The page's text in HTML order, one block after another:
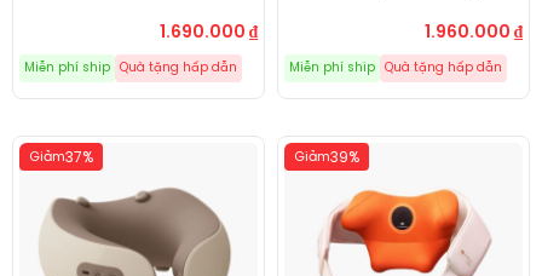
1.690.000 ₫
Miễn phí ship Quà tặng hấp dẫn
1.960.000 ₫
Miễn phí ship Quà tặng hấp dẫn
Giảm37% Giảm39%